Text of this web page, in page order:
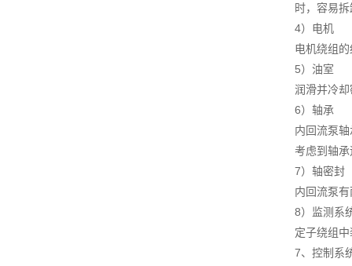
时，容易
4）电机
电机绕组
5）油室
润滑并冷
6）轴承
内回流泵
考虑到轴
7）轴密封
内回流泵
8）监测系
定子绕组
7、控制系